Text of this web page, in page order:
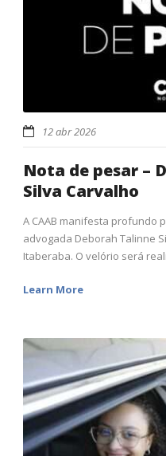
12 abr 2026
Nota de pesar –
Silva Carvalho
A CAAB manifesta profundo
advogada Deborah Talinne
Itaberaba. O velório será
Learn More